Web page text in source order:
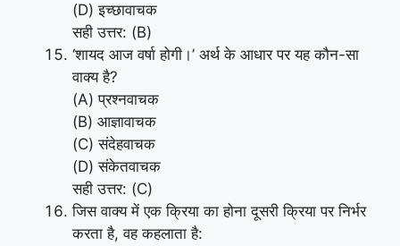
(D) इच्छावाचक
सही उत्तर: (B)
‘शायद आज वर्षा होगी।’ अर्थ के आधार पर यह कौन-सा
वाक्य है?
(A) प्रश्नवाचक
(B) आज्ञावाचक
(C) संदेहवाचक
(D) संकेतवाचक
सही उत्तर: (C)
जिस वाक्य में एक क्रिया का होना दूसरी क्रिया पर निर्भर
करता है, वह कहलाता है: